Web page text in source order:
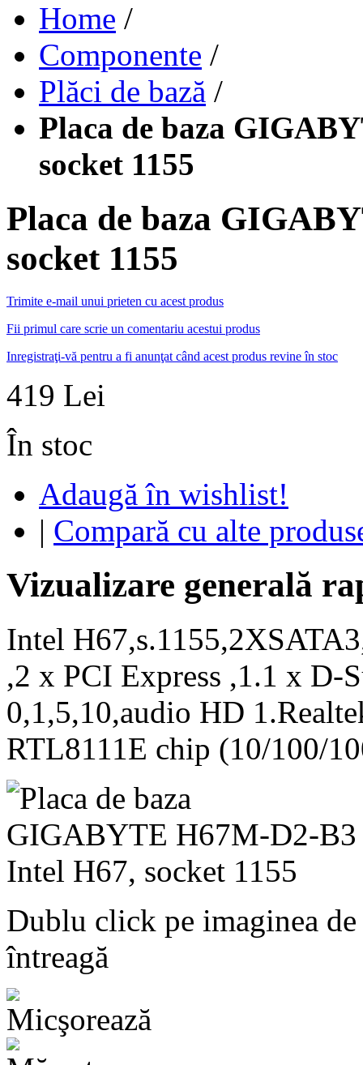
Home /
Componente /
Plăci de bază /
Placa de baza
socket 1155
Placa de baza
socket 1155
Trimite e-mail unui prieten cu acest produs
Fii primul care scrie un comentariu acestui produs
Inregistraţi-vă pentru a fi anunţat când acest produs revine în stoc
419 Lei
În stoc
Adaugă în wishlist!
| Compară cu alte
Vizualizare generală
Intel
,2 x PCI Express ,1.1 x
0,1,5,10,audio HD
RTL8111E chip (10/100/
Dublu click pe imaginea de
întreagă